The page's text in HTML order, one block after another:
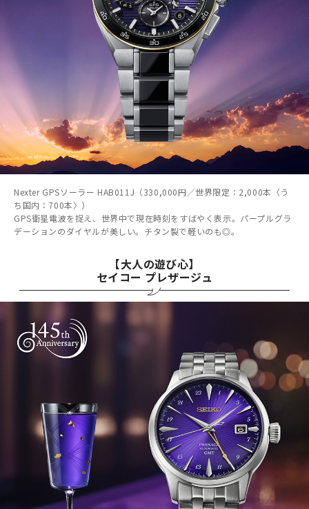
Nexter GPSソーラー HAB011J（330,000円／世界限定：2,000本〈う
ち国内：700本〉）
GPS衛星電波を捉え、世界中で現在時刻をすばやく表示。パープルグラ
デーションのダイヤルが美しい。チタン製で軽いのも◎。
【大人の遊び心】
セイコー プレザージュ